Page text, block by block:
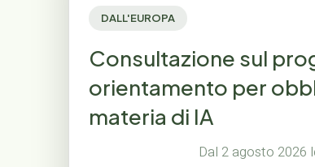
DALL'EUROPA
Consultazione sul
orientamento per
materia di IA
Dal 2 agosto 2026